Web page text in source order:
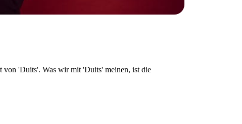
von 'Duits'. Was wir mit 'Duits' meinen, ist die